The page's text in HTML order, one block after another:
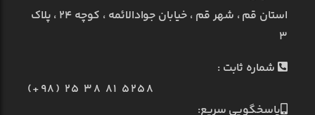
استان قم ، شهر قم ، خیابان جوادالائمه ، کوچه ۲۴ ، پلاک
۳
شماره ثابت :
(+98) 25 38 81 5258
پاسخگویی سریع: